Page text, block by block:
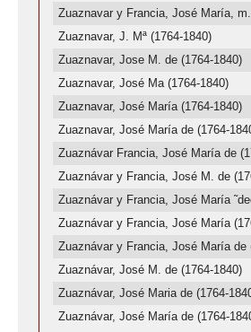
Zuaznavar y Francia, José María,
Zuaznavar, J. Mª (1764-1840)
Zuaznavar, Jose M. de (1764-1840)
Zuaznavar, José Ma (1764-1840)
Zuaznavar, José María (1764-1840)
Zuaznavar, José María de (1764-
Zuaznávar Francia, José María de
Zuaznávar y Francia, José M. de
Zuaznávar y Francia, José María
Zuaznávar y Francia, José María
Zuaznávar y Francia, José María de
Zuaznávar, José M. de (1764-1840)
Zuaznávar, José Maria de (1764-
Zuaznávar, José María de (1764-